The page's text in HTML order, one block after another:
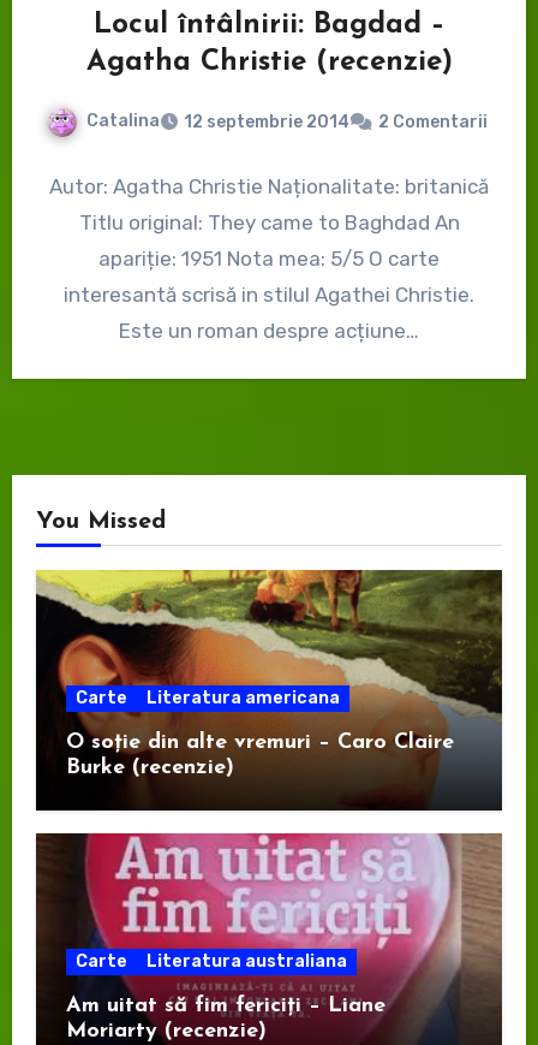
Locul întâlnirii: Bagdad –
Agatha Christie (recenzie)
Catalina 12 septembrie 2014 2 Comentarii
Autor: Agatha Christie Naționalitate: britanică
Titlu original: They came to Baghdad An
apariție: 1951 Nota mea: 5/5 O carte
interesantă scrisă in stilul Agathei Christie.
Este un roman despre acțiune…
You Missed
Carte Literatura americana
O soție din alte vremuri – Caro Claire
Burke (recenzie)
Carte Literatura australiana
Am uitat să fim fericiți – Liane
Moriarty (recenzie)